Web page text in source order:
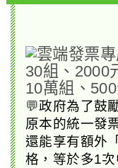
💬政府為了鼓
原本的統一發
還能享有額外
格，等於多1次